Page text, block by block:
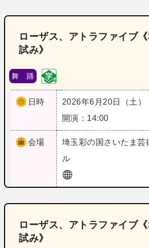
ローザス、アトラファイブ
試み》
舞 踊
日時
2026年6月20日（土）
開演：14:00
会場 埼玉彩の国さいたま芸
ル
ローザス、アトラファイブ
試み》